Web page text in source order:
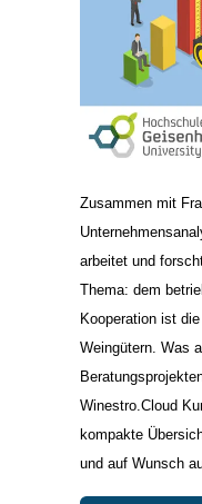
Zusammen mit
arbeitet und
Thema: dem
Kooperation ist
Weingütern. Was
Winestro.Cloud
kompakte
und auf Wunsch